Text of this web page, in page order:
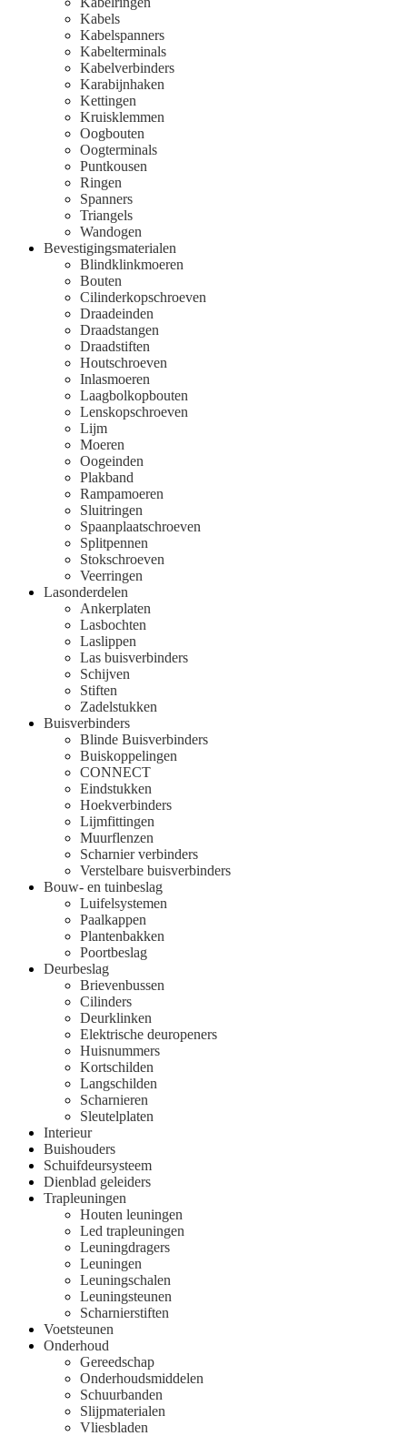
Kabels
Kabelspanners
Kabelterminals
Kabelverbinders
Karabijnhaken
Kettingen
Kruisklemmen
Oogbouten
Oogterminals
Puntkousen
Ringen
Spanners
Triangels
Wandogen
Bevestigingsmaterialen
Blindklinkmoeren
Bouten
Cilinderkopschroeven
Draadeinden
Draadstangen
Draadstiften
Houtschroeven
Inlasmoeren
Laagbolkopbouten
Lenskopschroeven
Lijm
Moeren
Oogeinden
Plakband
Rampamoeren
Sluitringen
Spaanplaatschroeven
Splitpennen
Stokschroeven
Veerringen
Lasonderdelen
Ankerplaten
Lasbochten
Laslippen
Las buisverbinders
Schijven
Stiften
Zadelstukken
Buisverbinders
Blinde Buisverbinders
Buiskoppelingen
CONNECT
Eindstukken
Hoekverbinders
Lijmfittingen
Muurflenzen
Scharnier verbinders
Verstelbare buisverbinders
Bouw- en tuinbeslag
Luifelsystemen
Paalkappen
Plantenbakken
Poortbeslag
Deurbeslag
Brievenbussen
Cilinders
Deurklinken
Elektrische deuropeners
Huisnummers
Kortschilden
Langschilden
Scharnieren
Sleutelplaten
Interieur
Buishouders
Schuifdeursysteem
Dienblad geleiders
Trapleuningen
Houten leuningen
Led trapleuningen
Leuningdragers
Leuningen
Leuningschalen
Leuningsteunen
Scharnierstiften
Voetsteunen
Onderhoud
Gereedschap
Onderhoudsmiddelen
Schuurbanden
Slijpmaterialen
Vliesbladen